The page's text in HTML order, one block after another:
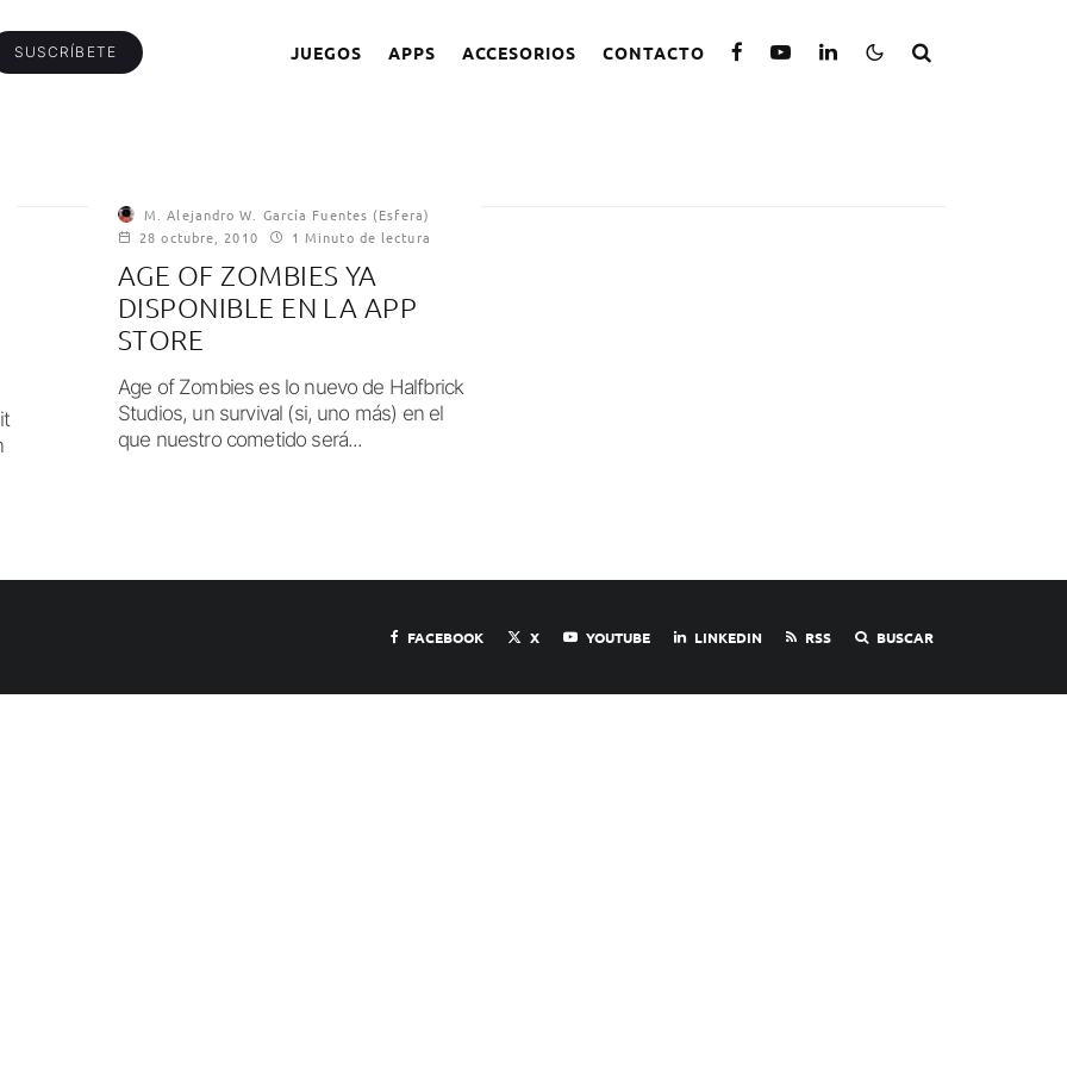
SUSCRÍBETE JUEGOS APPS ACCESORIOS CONTACTO
M. Alejandro W. García Fuentes (Esfera)
28 octubre, 2010
1 Minuto de lectura
AGE OF ZOMBIES YA
DISPONIBLE EN LA APP
STORE
Age of Zombies es lo nuevo de Halfbrick
Studios, un survival (si, uno más) en el
que nuestro cometido será...
FACEBOOK X YOUTUBE LINKEDIN RSS BUSCAR